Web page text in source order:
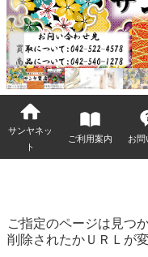
サンヤネッ
ト
ご利用案内 お問
ご指定のページは見つ
削除されたかＵＲＬが